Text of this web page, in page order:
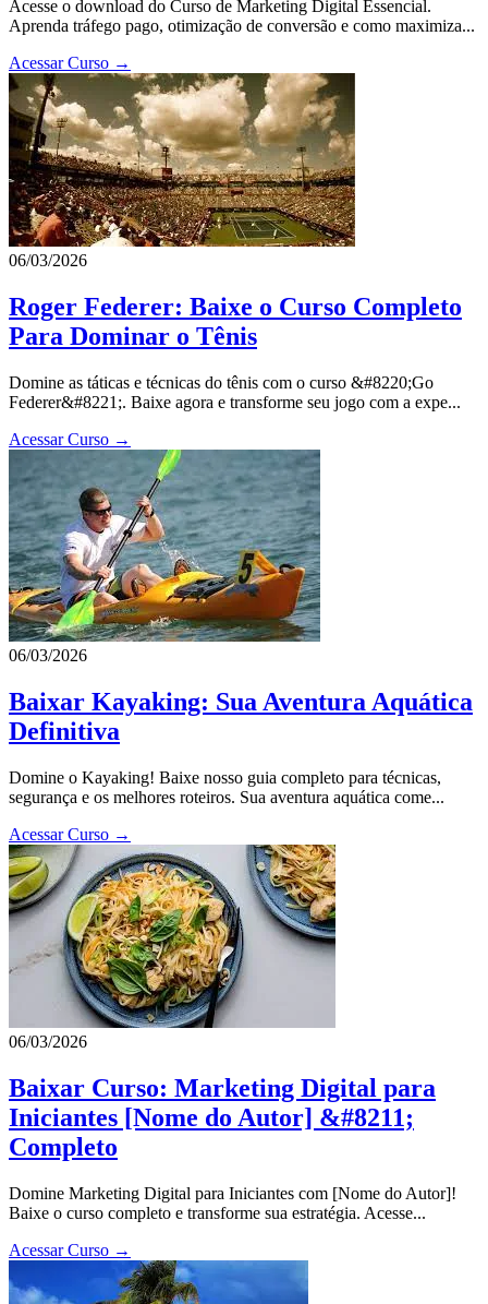
Acesse o download do Curso de Marketing Digital Essencial.
Aprenda tráfego pago, otimização de conversão e como maximiza...
Acessar Curso →
06/03/2026
Roger Federer: Baixe o Curso Completo
Para Dominar o Tênis
Domine as táticas e técnicas do tênis com o curso &#8220;Go
Federer&#8221;. Baixe agora e transforme seu jogo com a expe...
Acessar Curso →
06/03/2026
Baixar Kayaking: Sua Aventura Aquática
Definitiva
Domine o Kayaking! Baixe nosso guia completo para técnicas,
segurança e os melhores roteiros. Sua aventura aquática come...
Acessar Curso →
06/03/2026
Baixar Curso: Marketing Digital para
Iniciantes [Nome do Autor] &#8211;
Completo
Domine Marketing Digital para Iniciantes com [Nome do Autor]!
Baixe o curso completo e transforme sua estratégia. Acesse...
Acessar Curso →